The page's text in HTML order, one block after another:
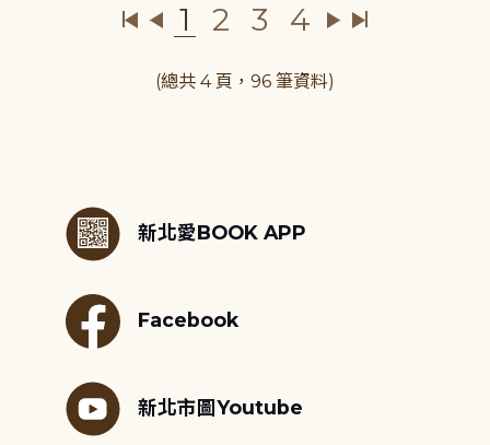
1 2 3 4
(總共 4 頁，96 筆資料)
新北愛BOOK APP
Facebook
新北市圖Youtube